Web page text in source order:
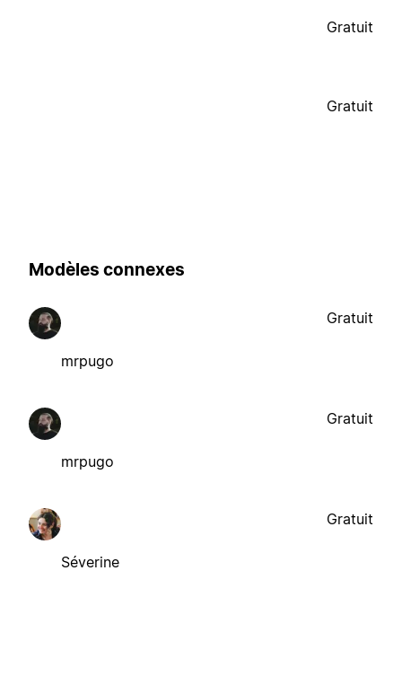
Gratuit
Gratuit
Modèles connexes
mrpugo
Gratuit
mrpugo
Gratuit
Séverine
Gratuit